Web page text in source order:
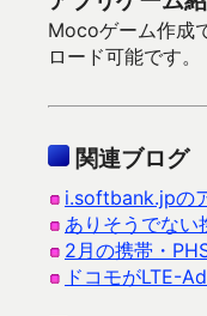
Mocoゲーム作成
ロード可能です。
関連ブログ
i.softbank.jpの
ありそうでない
2月の携帯・
ドコモがLTE-